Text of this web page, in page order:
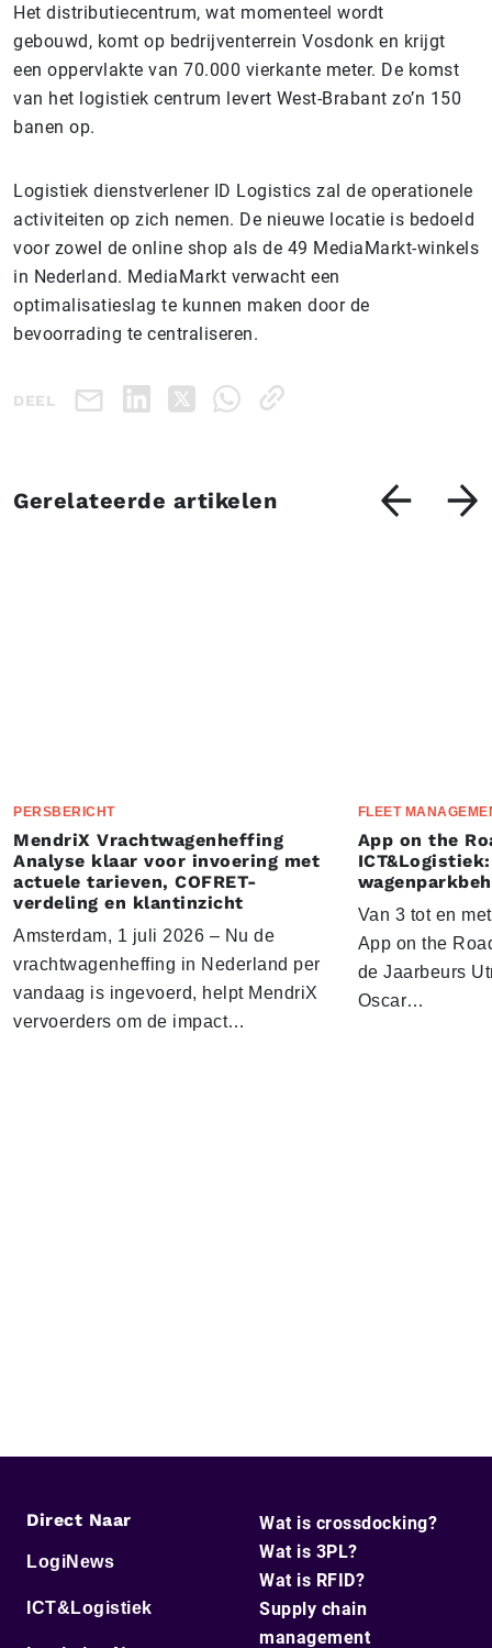
Het distributiecentrum, wat momenteel wordt
gebouwd, komt op bedrijventerrein Vosdonk en krijgt
een oppervlakte van 70.000 vierkante meter. De komst
van het logistiek centrum levert West-Brabant zo’n 150
banen op.
Logistiek dienstverlener ID Logistics zal de operationele
activiteiten op zich nemen. De nieuwe locatie is bedoeld
voor zowel de online shop als de 49 MediaMarkt-winkels
in Nederland. MediaMarkt verwacht een
optimalisatieslag te kunnen maken door de
bevoorrading te centraliseren.
DEEL
Gerelateerde artikelen
PERSBERICHT
MendriX Vrachtwagenheffing
Analyse klaar voor invoering met
actuele tarieven, COFRET-
verdeling en klantinzicht
Amsterdam, 1 juli 2026 – Nu de
vrachtwagenheffing in Nederland per
vandaag is ingevoerd, helpt MendriX
vervoerders om de impact…
FLEET
App on the
Van 3 tot en
App on the
de Jaarbeurs
Oscar…
Direct Naar
LogiNews
ICT&Logistiek
Wat is crossdocking?
Wat is 3PL?
Wat is RFID?
Supply chain
management